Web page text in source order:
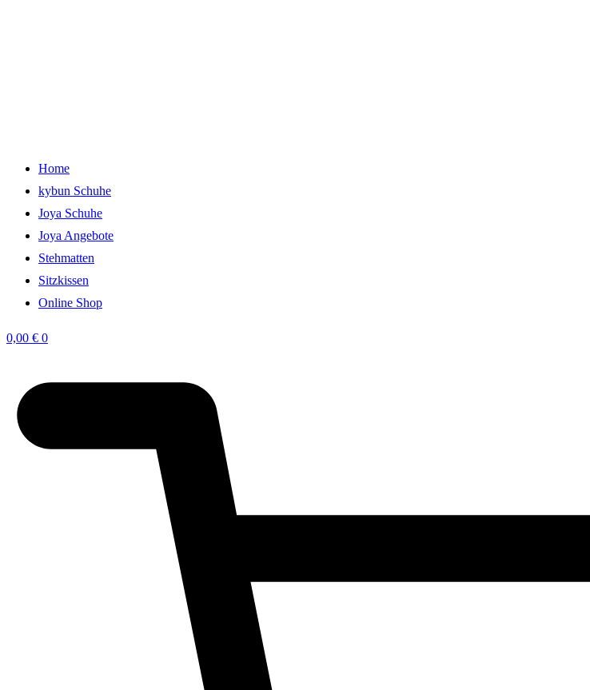
Home
kybun Schuhe
Joya Schuhe
Joya Angebote
Stehmatten
Sitzkissen
Online Shop
0,00 € 0